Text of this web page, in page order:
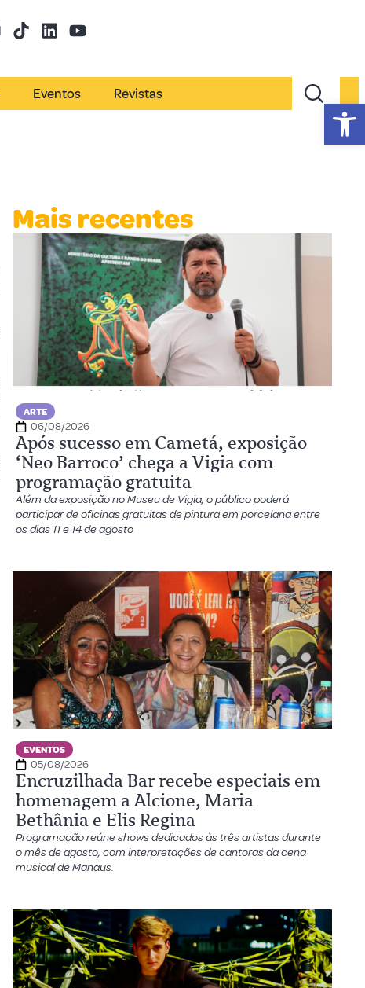
Eventos Revistas
Mais recentes
ARTE
06/08/2026
Após sucesso em Cametá, exposição
‘Neo Barroco’ chega a Vigia com
programação gratuita
Além da exposição no Museu de Vigia, o público poderá
participar de oficinas gratuitas de pintura em porcelana entre
os dias 11 e 14 de agosto
EVENTOS
05/08/2026
Encruzilhada Bar recebe especiais em
homenagem a Alcione, Maria
Bethânia e Elis Regina
Programação reúne shows dedicados às três artistas durante
o mês de agosto, com interpretações de cantoras da cena
musical de Manaus.